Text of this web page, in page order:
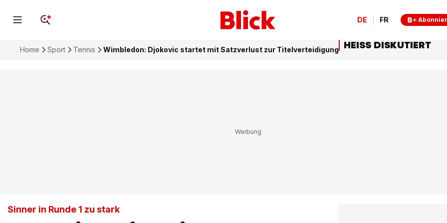
DE FR
Home Sport Tennis Wimbledon: Djokovic startet mit Satzverlust zur Titelverteidigung
Sinner in Runde 1 zu stark
HEISS DISKUTIERT